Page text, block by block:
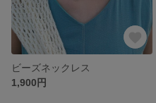
ビーズネックレス
1,900円